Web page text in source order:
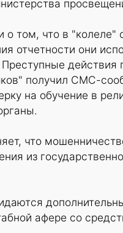
о том, что в
отчетности они
действия
получил СМС-
на обучение в
что
из
афере со